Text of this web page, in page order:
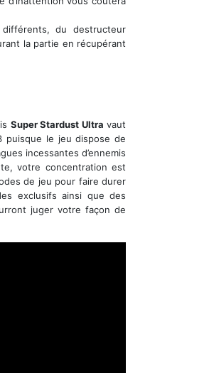
du destructeur
la partie en récupérant
Super Stardust Ultra vaut
puisque le jeu dispose de
incessantes d’ennemis
votre concentration est
de jeu pour faire durer
exclusifs ainsi que des
juger votre façon de